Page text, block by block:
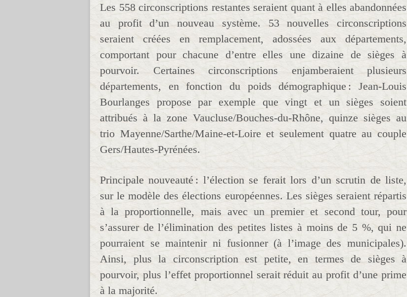
Les 558 circonscriptions restantes seraient quant à elles abandonnées
au profit d’un nouveau système. 53 nouvelles circonscriptions
seraient créées en remplacement, adossées aux départements,
comportant pour chacune d’entre elles une dizaine de sièges à
pourvoir. Certaines circonscriptions enjamberaient plusieurs
départements, en fonction du poids démographique : Jean-Louis
Bourlanges propose par exemple que vingt et un sièges soient
attribués à la zone Vaucluse/Bouches-du-Rhône, quinze sièges au
trio Mayenne/Sarthe/Maine-et-Loire et seulement quatre au couple
Gers/Hautes-Pyrénées.
Principale nouveauté : l’élection se ferait lors d’un scrutin de liste,
sur le modèle des élections européennes. Les sièges seraient répartis
à la proportionnelle, mais avec un premier et second tour, pour
s’assurer de l’élimination des petites listes à moins de 5 %, qui ne
pourraient se maintenir ni fusionner (à l’image des municipales).
Ainsi, plus la circonscription est petite, en termes de sièges à
pourvoir, plus l’effet proportionnel serait réduit au profit d’une prime
à la majorité.